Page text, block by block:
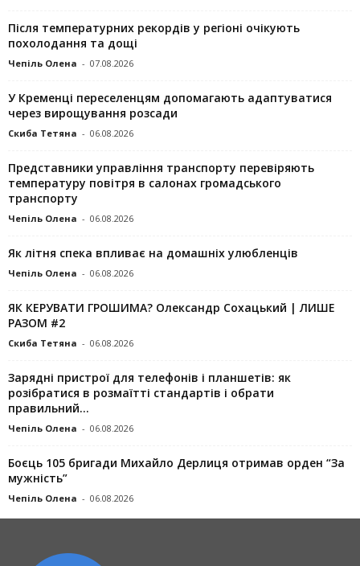
Після температурних рекордів у регіоні очікують
похолодання та дощі
Чепіль Олена - 07.08.2026
У Кременці переселенцям допомагають адаптуватися
через вирощування розсади
Скиба Тетяна - 06.08.2026
Представники управління транспорту перевіряють
температуру повітря в салонах громадського
транспорту
Чепіль Олена - 06.08.2026
Як літня спека впливає на домашніх улюбленців
Чепіль Олена - 06.08.2026
ЯК КЕРУВАТИ ГРОШИМА? Олександр Сохацький | ЛИШЕ
РАЗОМ #2
Скиба Тетяна - 06.08.2026
Зарядні пристрої для телефонів і планшетів: як
розібратися в розмаїтті стандартів і обрати
правильний...
Чепіль Олена - 06.08.2026
Боєць 105 бригади Михайло Дерлиця отримав орден “За
мужність”
Чепіль Олена - 06.08.2026